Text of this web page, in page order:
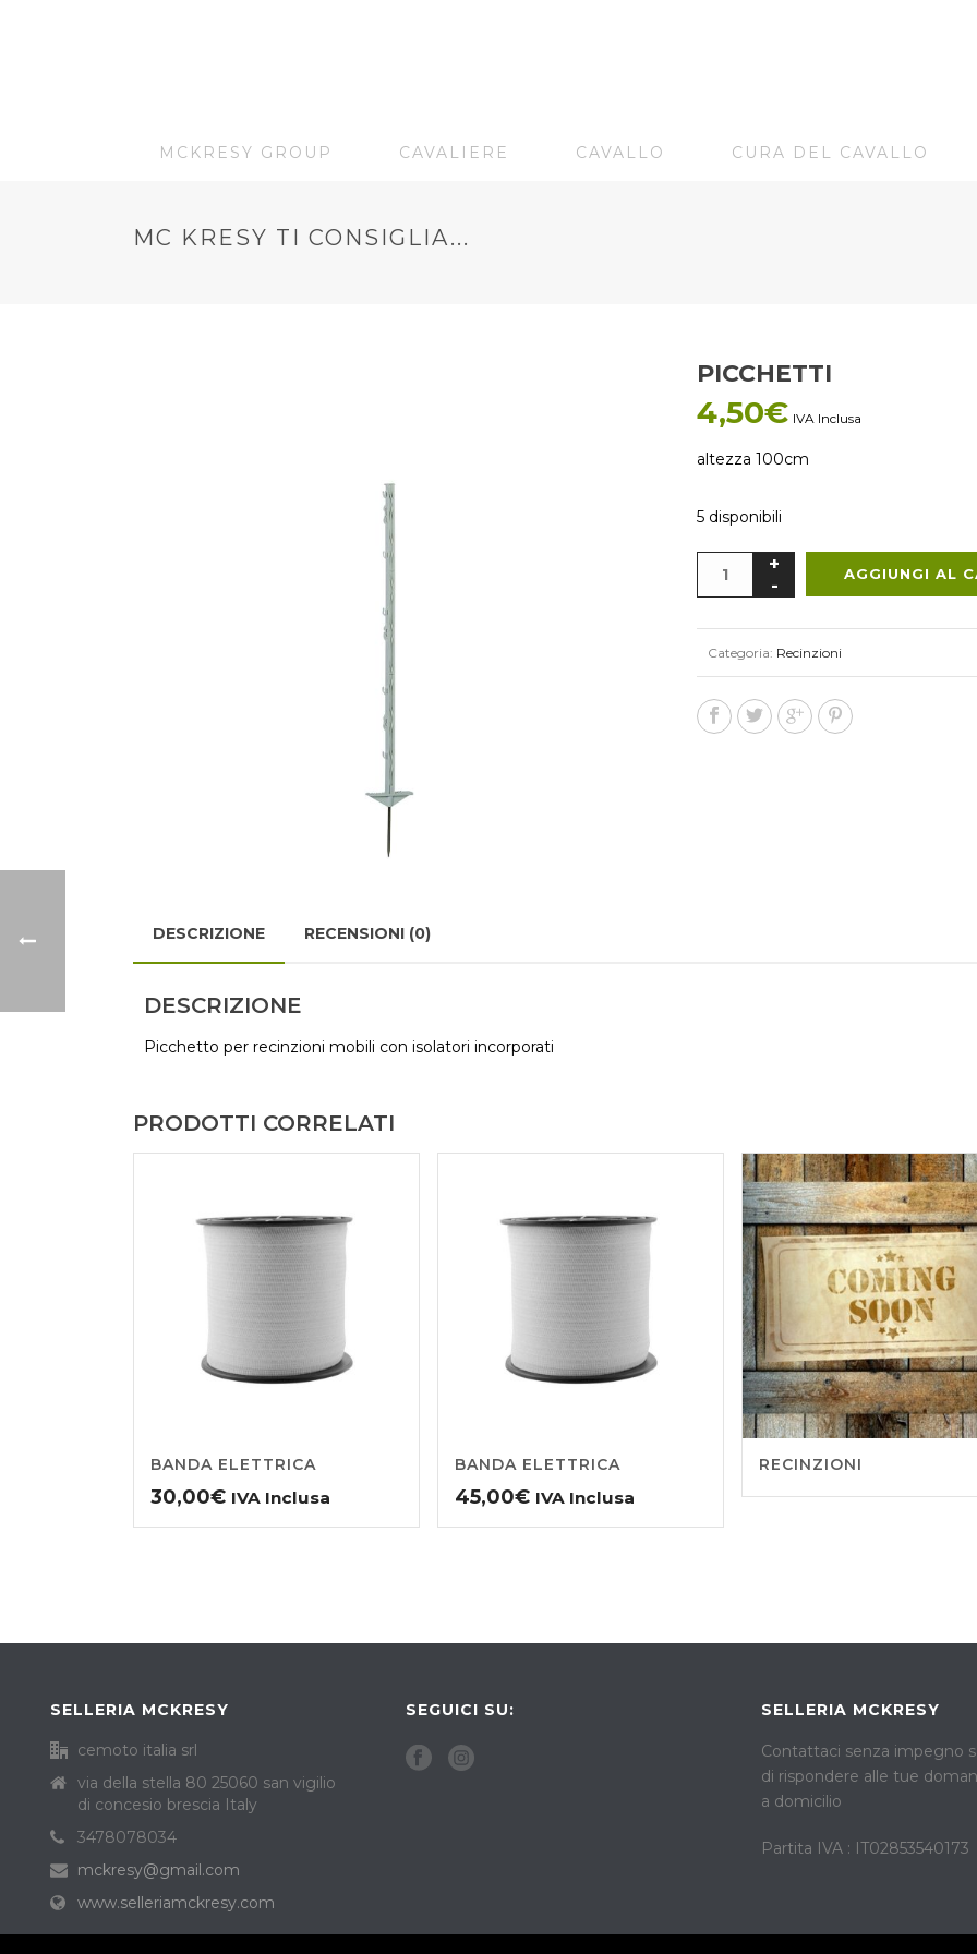
MCKRESY GROUP CAVALIERE CAVALLO CURA DEL CAVALLO
MC KRESY TI CONSIGLIA...
PICCHETTI
4,50€ IVA Inclusa
altezza 100cm
5 disponibili
AGGIUNGI AL
Categoria: Recinzioni
DESCRIZIONE RECENSIONI (0)
DESCRIZIONE
Picchetto per recinzioni mobili con isolatori incorporati
PRODOTTI CORRELATI
BANDA ELETTRICA
30,00€ IVA Inclusa
BANDA ELETTRICA
45,00€ IVA Inclusa
RECINZIONI
SELLERIA MCKRESY
cemoto italia srl
via della stella 80 25060 san vigilio
di concesio brescia Italy
3478078034
mckresy@gmail.com
www.selleriamckresy.com
SEGUICI SU: SELLERIA MCKRESY
Contattaci senza impegno
di rispondere alle tue
a domicilio
Partita IVA : IT02853540173